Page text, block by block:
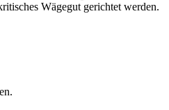
Wägegut gerichtet werden.